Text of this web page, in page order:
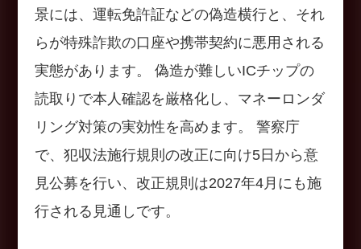
景には、運転免許証などの偽造横行と、それ
らが特殊詐欺の口座や携帯契約に悪用される
実態があります。 偽造が難しいICチップの
読取りで本人確認を厳格化し、マネーロンダ
リング対策の実効性を高めます。 警察庁
で、犯収法施行規則の改正に向け5日から意
見公募を行い、改正規則は2027年4月にも施
行される見通しです。